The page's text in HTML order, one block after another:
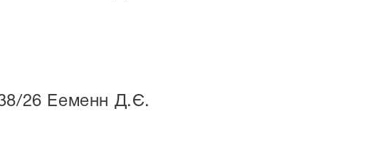
26 Ееменн Д.Є.